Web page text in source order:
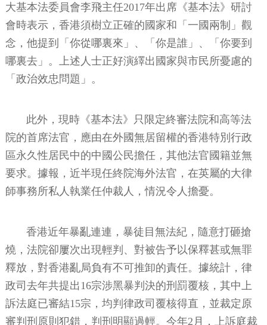
大基本法委員會李飛主任2017年出席《基本法》研討
會時表示，香港須樹立正確的國家和「一國兩制」觀
念，他提到「你從哪裏來」、「你是誰」、「你要到
哪裏去」。上述人士正好演繹出國家與市民所憂慮的
「政治效忠問題」。
此外，現時《基本法》只限定終審法院和高等法
院的首席法官，應由在外國無居留權的香港特別行政
區永久性居民中的中國公民擔任，其他法官國籍並無
要求。據報，近半現任終院海外法官，在英屬的大律
師事務所私人執業任仲裁人，情況令人擔憂。
香港近年暴亂連連，暴徒目無法紀，隨意打砸搶
燒，法院卻屢次出現輕判、對被告予以保釋甚或無罪
釋放，對香港亂局負有不可推卸的責任。據統計，律
政司去年共提出16宗涉黑暴判決的刑罰覆核，其中上
訴法庭已審結15宗，均判律政司覆核得直，並裁定原
審判刑原則犯錯，判刑明顯過輕。今年2月，上訴庭裁